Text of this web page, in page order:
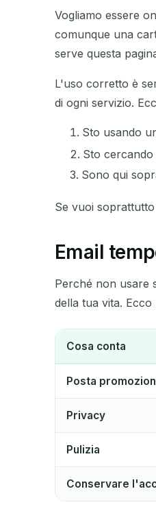
Vogliamo essere
comunque una
serve questa
L'uso corretto è
di ogni servizio.
Sto usando
Sto
Sono qui
Se vuoi
Email
Perché non usare
della tua vita.
Cosa conta
Posta
Privacy
Pulizia
Conservare